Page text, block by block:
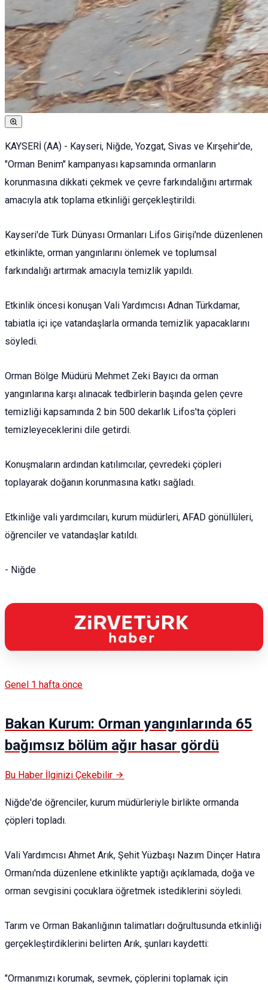
KAYSERİ (AA) - Kayseri, Niğde, Yozgat, Sivas ve Kırşehir'de,
"Orman Benim" kampanyası kapsamında ormanların
korunmasına dikkati çekmek ve çevre farkındalığını artırmak
amacıyla atık toplama etkinliği gerçekleştirildi.
Kayseri'de Türk Dünyası Ormanları Lifos Girişi'nde düzenlenen
etkinlikte, orman yangınlarını önlemek ve toplumsal
farkındalığı artırmak amacıyla temizlik yapıldı.
Etkinlik öncesi konuşan Vali Yardımcısı Adnan Türkdamar,
tabiatla içi içe vatandaşlarla ormanda temizlik yapacaklarını
söyledi.
Orman Bölge Müdürü Mehmet Zeki Bayıcı da orman
yangınlarına karşı alınacak tedbirlerin başında gelen çevre
temizliği kapsamında 2 bin 500 dekarlık Lifos'ta çöpleri
temizleyeceklerini dile getirdi.
Konuşmaların ardından katılımcılar, çevredeki çöpleri
toplayarak doğanın korunmasına katkı sağladı.
Etkinliğe vali yardımcıları, kurum müdürleri, AFAD gönüllüleri,
öğrenciler ve vatandaşlar katıldı.
- Niğde
Genel 1 hafta önce
Bakan Kurum: Orman yangınlarında 65
bağımsız bölüm ağır hasar gördü
Bu Haber İlginizi Çekebilir
Niğde'de öğrenciler, kurum müdürleriyle birlikte ormanda
çöpleri topladı.
Vali Yardımcısı Ahmet Arık, Şehit Yüzbaşı Nazım Dinçer Hatıra
Ormanı'nda düzenlene etkinlikte yaptığı açıklamada, doğa ve
orman sevgisini çocuklara öğretmek istediklerini söyledi.
Tarım ve Orman Bakanlığının talimatları doğrultusunda etkinliği
gerçekleştirdiklerini belirten Arık, şunları kaydetti:
"Ormanımızı korumak, sevmek, çöplerini toplamak için